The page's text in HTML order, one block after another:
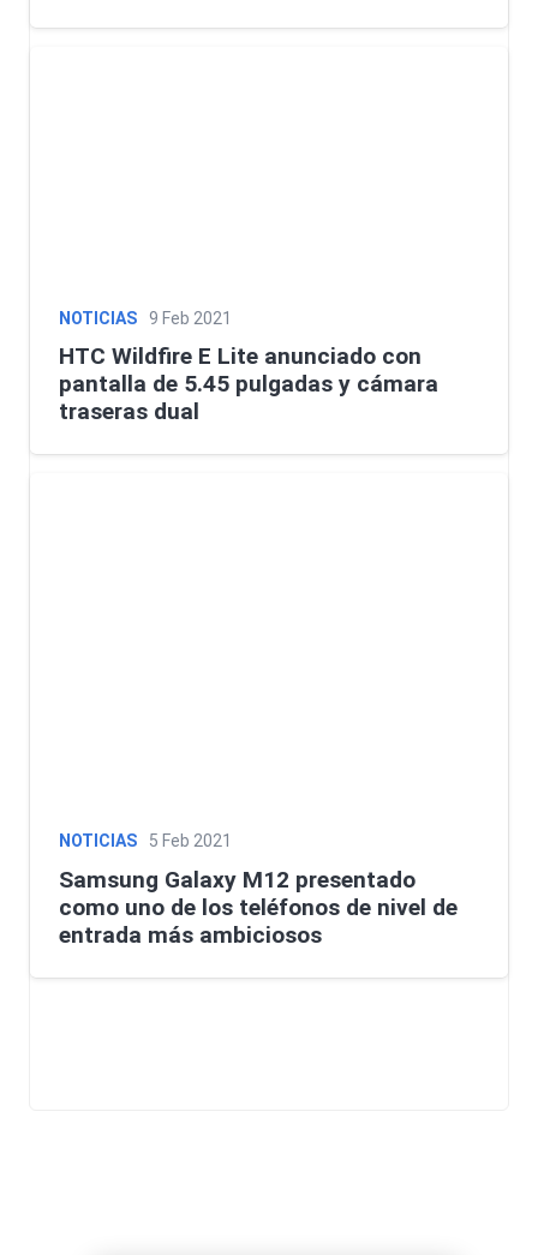
NOTICIAS 9 Feb 2021
HTC Wildfire E Lite anunciado con
pantalla de 5.45 pulgadas y cámara
traseras dual
NOTICIAS 5 Feb 2021
Samsung Galaxy M12 presentado
como uno de los teléfonos de nivel de
entrada más ambiciosos